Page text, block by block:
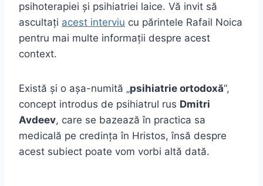
psihoterapiei și psihiatriei laice. Vă invit să
ascultați acest interviu cu părintele Rafail Noica
pentru mai multe informații despre acest
context.
Există și o aşa-numită „psihiatrie ortodoxă“,
concept introdus de psihiatrul rus Dmitri
Avdeev, care se bazează în practica sa
medicală pe credinţa în Hristos, însă despre
acest subiect poate vom vorbi altă dată.